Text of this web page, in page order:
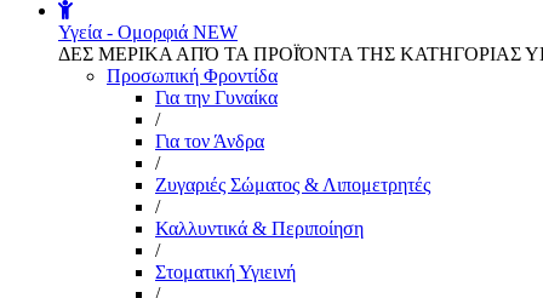
Υγεία - Ομορφιά NEW
ΔΕΣ ΜΕΡΙΚΑ ΑΠΌ ΤΑ ΠΡΟΪΌΝΤΑ ΤΗΣ ΚΑΤΗΓΟΡΙΑΣ
Προσωπική Φροντίδα
Για την Γυναίκα
/
Για τον Άνδρα
/
Ζυγαριές Σώματος & Λιπομετρητές
/
Καλλυντικά & Περιποίηση
/
Στοματική Υγιεινή
/